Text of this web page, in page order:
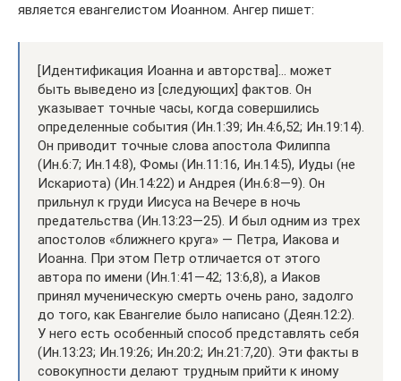
является евангелистом Иоанном. Ангер пишет:
[Идентификация Иоанна и авторства]… может
быть выведено из [следующих] фактов. Он
указывает точные часы, когда совершились
определенные события (Ин.1:39; Ин.4:6,52; Ин.19:14).
Он приводит точные слова апостола Филиппа
(Ин.6:7; Ин.14:8), Фомы (Ин.11:16, Ин.14:5), Иуды (не
Искариота) (Ин.14:22) и Андрея (Ин.6:8—9). Он
прильнул к груди Иисуса на Вечере в ночь
предательства (Ин.13:23—25). И был одним из трех
апостолов «ближнего круга» — Петра, Иакова и
Иоанна. При этом Петр отличается от этого
автора по имени (Ин.1:41—42; 13:6,8), а Иаков
принял мученическую смерть очень рано, задолго
до того, как Евангелие было написано (Деян.12:2).
У него есть особенный способ представлять себя
(Ин.13:23; Ин.19:26; Ин.20:2; Ин.21:7,20). Эти факты в
совокупности делают трудным прийти к иному